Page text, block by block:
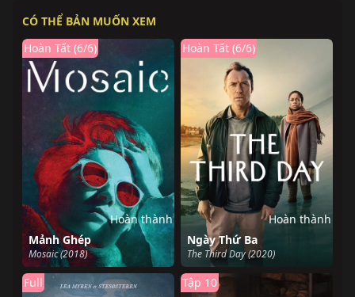
CÓ THỂ BẢN MUỐN XEM
Mảnh Ghép
Mosaic (2018)
Hoàn Tất (6/6)
Hoàn thành
Ngày Thứ Ba
The Third Day (2020)
Hoàn Tất (6/6)
Hoàn thành
Full Tập 10